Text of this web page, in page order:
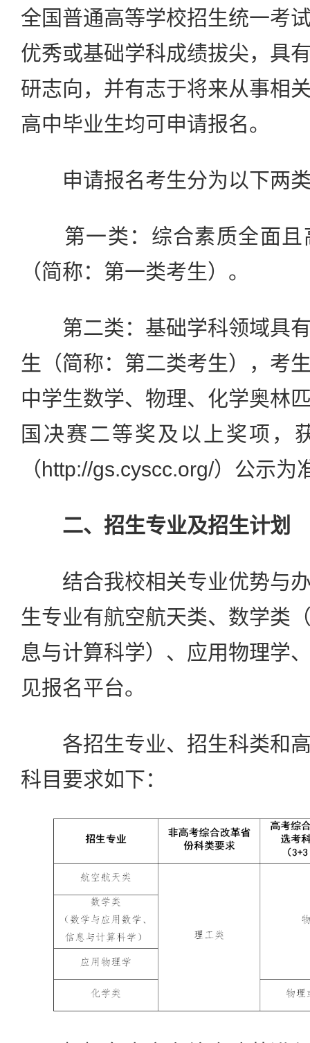
全国普通高等学校招生统一考
优秀或基础学科成绩拔尖，具
研志向，并有志于将来从事相
高中毕业生均可申请报名。
申请报名考生分为以下两
第一类：综合素质全面且
（简称：第一类考生）。
第二类：基础学科领域具有
生（简称：第二类考生），考
中学生数学、物理、化学奥林
国决赛二等奖及以上奖项，
（http://gs.cyscc.org/）公示为
二、招生专业及招生计划
结合我校相关专业优势与办
生专业有航空航天类、数学类
息与计算科学）、应用物理学
见报名平台。
各招生专业、招生科类和高
科目要求如下：